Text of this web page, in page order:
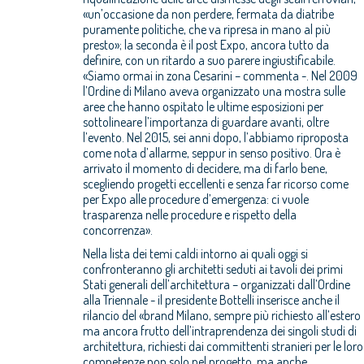
«un’occasione da non perdere, fermata da diatribe
puramente politiche, che va ripresa in mano al più
presto»; la seconda è il post Expo, ancora tutto da
definire, con un ritardo a suo parere ingiustificabile.
«Siamo ormai in zona Cesarini – commenta -. Nel 2009
l’Ordine di Milano aveva organizzato una mostra sulle
aree che hanno ospitato le ultime esposizioni per
sottolineare l’importanza di guardare avanti, oltre
l’evento. Nel 2015, sei anni dopo, l’abbiamo riproposta
come nota d’allarme, seppur in senso positivo. Ora è
arrivato il momento di decidere, ma di farlo bene,
scegliendo progetti eccellenti e senza far ricorso come
per Expo alle procedure d’emergenza: ci vuole
trasparenza nelle procedure e rispetto della
concorrenza».
Nella lista dei temi caldi intorno ai quali oggi si
confronteranno gli architetti seduti ai tavoli dei primi
Stati generali dell’architettura – organizzati dall’Ordine
alla Triennale - il presidente Bottelli inserisce anche il
rilancio del «brand Milano, sempre più richiesto all’estero
ma ancora frutto dell’intraprendenza dei singoli studi di
architettura, richiesti dai committenti stranieri per le loro